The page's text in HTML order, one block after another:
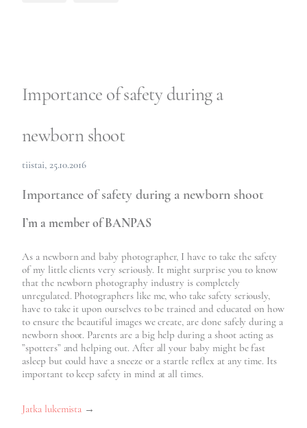
Importance of safety during a
newborn shoot
tiistai, 25.10.2016
Importance of safety during a newborn shoot
I’m a member of BANPAS
As a newborn and baby photographer, I have to take the safety
of my little clients very seriously. It might surprise you to know
that the newborn photography industry is completely
unregulated. Photographers like me, who take safety seriously,
have to take it upon ourselves to be trained and educated on how
to ensure the beautiful images we create, are done safely during a
newborn shoot. Parents are a big help during a shoot acting as
”spotters” and helping out. After all your baby might be fast
asleep but could have a sneeze or a startle reflex at any time. Its
important to keep safety in mind at all times.
Jatka lukemista ”Importance
→